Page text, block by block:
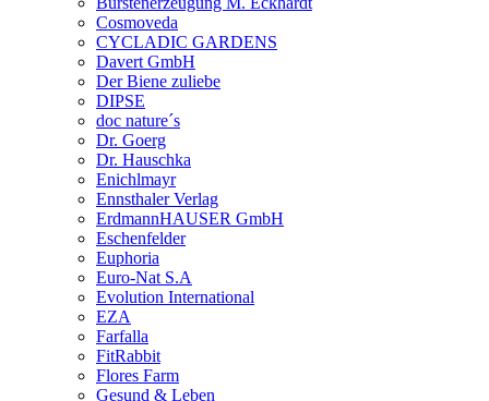
Cosmoveda
CYCLADIC GARDENS
Davert GmbH
Der Biene zuliebe
DIPSE
doc nature´s
Dr. Goerg
Dr. Hauschka
Enichlmayr
Ennsthaler Verlag
ErdmannHAUSER GmbH
Eschenfelder
Euphoria
Euro-Nat S.A
Evolution International
EZA
Farfalla
FitRabbit
Flores Farm
Gesund & Leben